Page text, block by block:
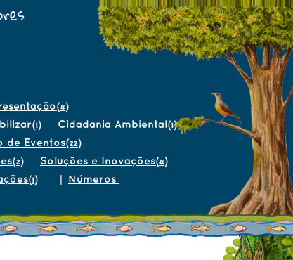
(4)
(1) Cidadania Ambiental(1)
de Eventos(22)
(2) Soluções e Inovações(4)
(1) | Números